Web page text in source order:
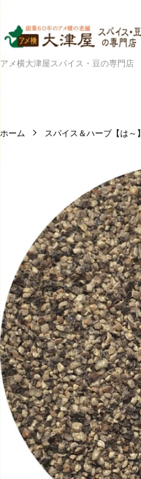
アメ横大津屋スパイス・豆の専門店
ホーム スパイス＆ハーブ【は～】